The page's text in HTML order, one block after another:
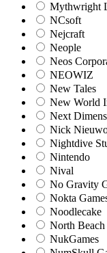
Mythwright
NCsoft
Nejcraft
Neople
Neos
NEOWIZ
New Tales
New World
Next
Nick
Nightdive
Nintendo
Nival
No Gravity
Nokta
Noodlecake
North Beach
NukGames